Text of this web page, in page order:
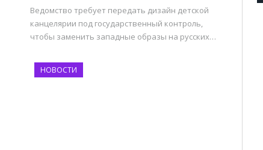
Ведомство требует передать дизайн детской
канцелярии под государственный контроль,
чтобы заменить западные образы на русских…
НОВОСТИ